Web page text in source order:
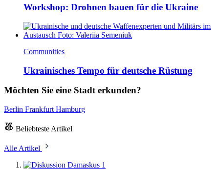
Workshop: Drohnen bauen für die Ukraine
Communities
Ukrainisches Tempo für deutsche Rüstung
Möchten Sie eine Stadt erkunden?
Berlin Frankfurt Hamburg
Beliebteste Artikel
Alle Artikel
1